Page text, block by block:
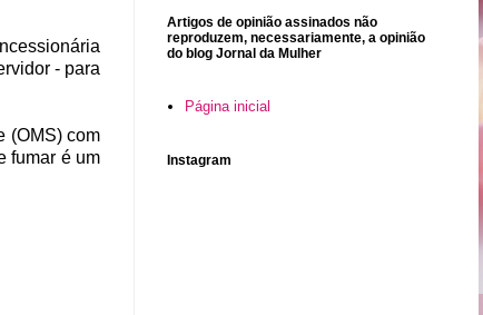
- para
(OMS) com
fumar é um
Artigos de opinião assinados não
reproduzem, necessariamente, a opinião
do blog Jornal da Mulher
Página inicial
Instagram